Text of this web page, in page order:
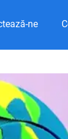
ne